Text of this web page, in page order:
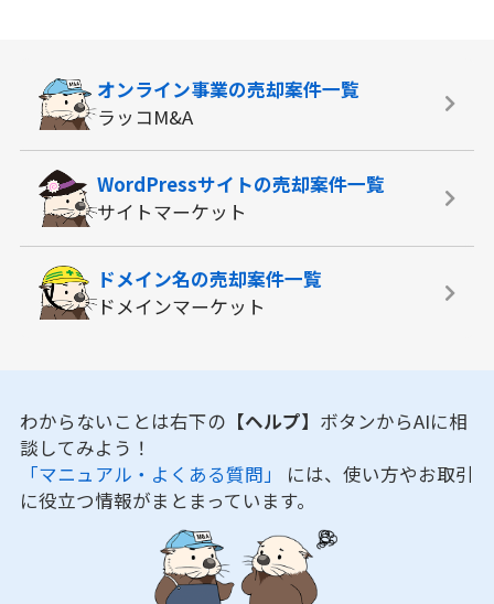
オンライン事業の売却案件一覧
ラッコM&A
WordPressサイトの売却案件一覧
サイトマーケット
ドメイン名の売却案件一覧
ドメインマーケット
わからないことは右下の 【ヘルプ】 ボタンからAIに相
談してみよう！
「マニュアル・よくある質問」 には、使い方やお取引
に役立つ情報がまとまっています。